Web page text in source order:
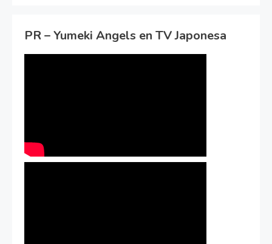
PR – Yumeki Angels en TV Japonesa